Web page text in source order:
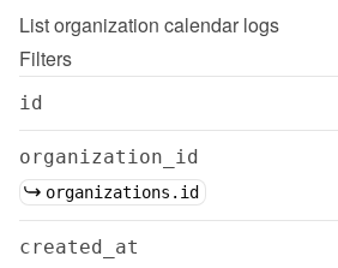
Listorganization calendar logs
Filters
id
organization_id
organizations.id
created_at